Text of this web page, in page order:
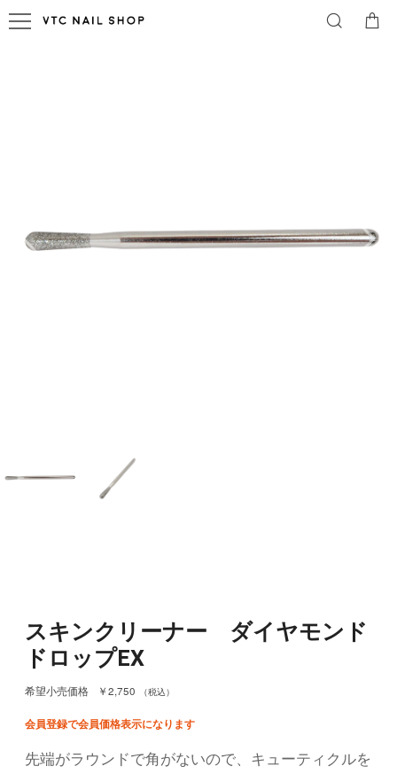
スキンクリーナー ダイヤモンド
ドロップEX
希望小売価格 ￥2,750 （税込）
会員登録で会員価格表示になります
先端がラウンドで角がないので、キューティクルを